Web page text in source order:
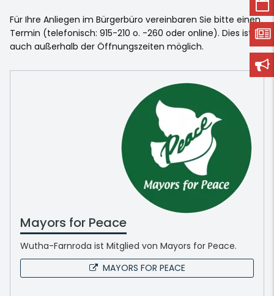
Für Ihre Anliegen im Bürgerbüro vereinbaren Sie bitte einen
Termin (telefonisch: 915-210 o. -260 oder online). Dies ist
auch außerhalb der Öffnungszeiten möglich.
Mayors for Peace
Wutha-Farnroda ist Mitglied von Mayors for Peace.
MAYORS FOR PEACE